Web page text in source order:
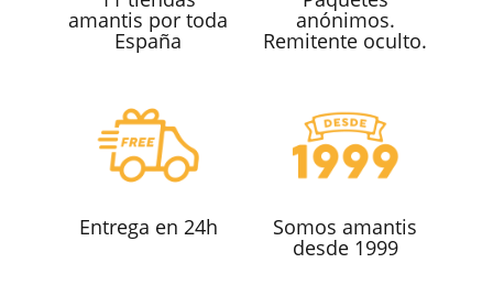
amantis por toda
España
anónimos.
Remitente oculto.
Entrega en 24h Somos amantis
desde 1999